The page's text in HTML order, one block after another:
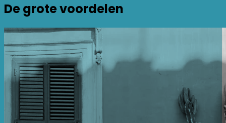
De grote voordelen